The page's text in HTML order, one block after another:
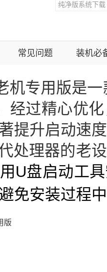
纯净版系统下载
常见问题 装机必
专用版是一
经过精心优
提升启动速
处理器的老
U盘启动工
免安装过程